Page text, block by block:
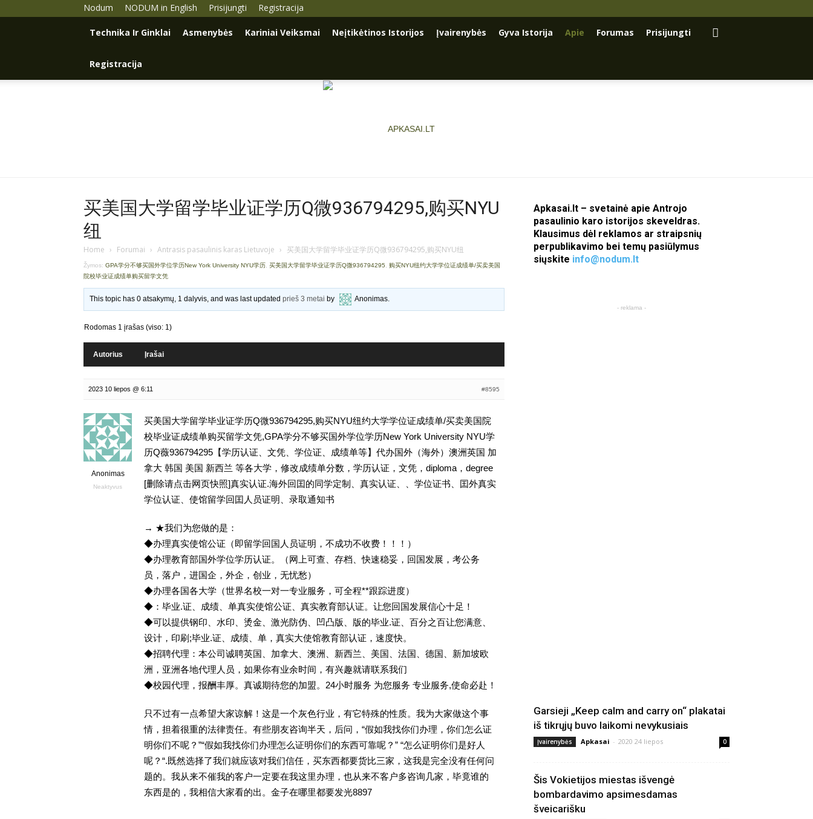
Nodum NODUM in English Prisijungti Registracija
Technika Ir Ginklai Asmenybės Kariniai Veiksmai Neįtikėtinos Istorijos Įvairenybės Gyva Istorija Apie Forumas Prisijungti
Registracija
买美国大学留学毕业证学历Q微936794295,购买NYU
纽
Home › Forumai › Antrasis pasaulinis karas Lietuvoje › 买美国大学留学毕业证学历Q微936794295,购买NYU纽
Žymos: GPA学分不够买国外学位学历New York University NYU学历, 买美国大学留学毕业证学历Q微936794295, 购买NYU纽约大学学位证成绩单/买卖美国
院校毕业证成绩单购买留学文凭
This topic has 0 atsakymų, 1 dalyvis, and was last updatedprieš 3 metai by Anonimas.
Rodomas 1 įrašas (viso: 1)
Autorius Įrašai
2023 10 liepos @ 6:11 #8595
Anonimas
Neaktyvus
买美国大学留学毕业证学历Q微936794295,购买NYU纽约大学学位证成绩单/买卖美国院
校毕业证成绩单购买留学文凭,GPA学分不够买国外学位学历New York University NYU学
历Q薇936794295【学历认证、文凭、学位证、成绩单等】代办国外（海外）澳洲英国 加
拿大 韩国 美国 新西兰 等各大学，修改成绩单分数，学历认证，文凭，diploma，degree
[删除请点击网页快照]真实认证.海外回囯的同学定制、真实认证、、学位证书、囯外真实
学位认证、使馆留学回囯人员证明、录取通知书
→ ★我们为您做的是：
◆办理真实使馆公证（即留学回国人员证明，不成功不收费！！！）
◆办理教育部国外学位学历认证。（网上可查、存档、快速稳妥，回国发展，考公务
员，落户，进国企，外企，创业，无忧愁）
◆办理各国各大学（世界名校一对一专业服务，可全程**跟踪进度）
◆：毕业.证、成绩、单真实使馆公证、真实教育部认证。让您回国发展信心十足！
◆可以提供钢印、水印、烫金、激光防伪、凹凸版、版的毕业.证、百分之百让您满意、
设计，印刷;毕业.证、成绩、单，真实大使馆教育部认证，速度快。
◆招聘代理：本公司诚聘英国、加拿大、澳洲、新西兰、美国、法国、德国、新加坡欧
洲，亚洲各地代理人员，如果你有业余时间，有兴趣就请联系我们
◆校园代理，报酬丰厚。真诚期待您的加盟。24小时服务 为您服务 专业服务,使命必赴！
只不过有一点希望大家谅解！这是一个灰色行业，有它特殊的性质。我为大家做这个事
情，担着很重的法律责任。有些朋友咨询半天，后问，“假如我找你们办理，你们怎么证
明你们不呢？”“假如我找你们办理怎么证明你们的东西可靠呢？” “怎么证明你们是好人
呢？“.既然选择了我们就应该对我们信任，买东西都要货比三家，这我是完全没有任何问
题的。我从来不催我的客户一定要在我这里办理，也从来不客户多咨询几家，毕竟谁的
东西是的，我相信大家看的出。金子在哪里都要发光8897
Apkasai.lt – svetainė apie Antrojo
pasaulinio karo istorijos skeveldras.
Klausimus dėl reklamos ar straipsnių
perpublikavimo bei temų pasiūlymus
siųskite info@nodum.lt
- reklama -
Garsieji „Keep calm and carry on“ plakatai
iš tikrųjų buvo laikomi nevykusiais
Įvairenybės Apkasai - 2020 24 liepos 0
Šis Vokietijos miestas išvengė
bombardavimo apsimesdamas
šveicarišku